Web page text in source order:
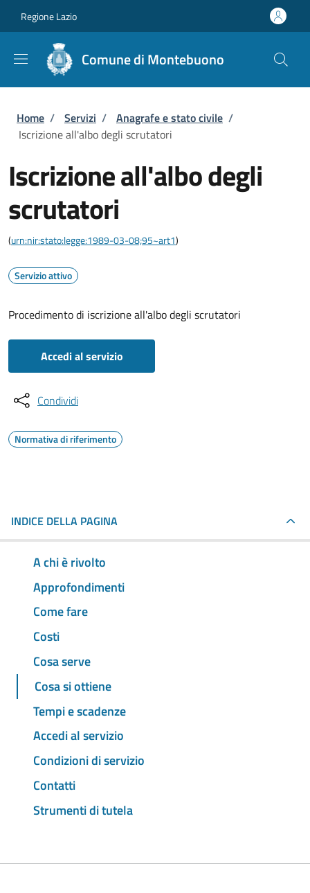
Regione Lazio
Comune di Montebuono
Briciole di pane
Home / Servizi / Anagrafe e stato civile /
Iscrizione all'albo degli scrutatori
Iscrizione all'albo degli
scrutatori
(urn:nir:stato:legge:1989-03-08;95~art1)
Servizio attivo
Procedimento di iscrizione all'albo degli scrutatori
Accedi al servizio
Condividi
Normativa di riferimento
INDICE DELLA PAGINA
A chi è rivolto
Approfondimenti
Come fare
Costi
Cosa serve
Cosa si ottiene
Tempi e scadenze
Accedi al servizio
Condizioni di servizio
Contatti
Strumenti di tutela